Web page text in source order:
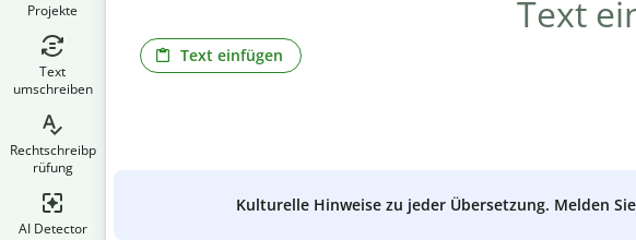
Projekte
Text
umschreiben
Rechtschreibp
rüfung
AI Detector
Text einfügen
Kulturelle Hinweise zu jeder Übersetzung. Melden